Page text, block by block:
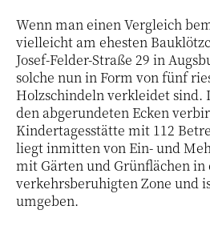
Wenn man einen Vergleich
vielleicht am ehesten
Josef-Felder-Straße 29 in
solche nun in Form von fünf
Holzschindeln verkleidet sind.
den abgerundeten Ecken
Kindertagesstätte mit 112
liegt inmitten von Ein- und
mit Gärten und Grünflächen in
verkehrsberuhigten Zone und
umgeben.